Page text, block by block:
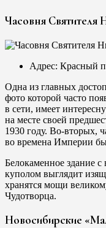
Часовня Святителя
Адрес: Красный
Одна из главных
фото которой часто
в сети, имеет
на месте своей
1930 году. Во-вторых,
во времена Империи
Белокаменное здание
куполом выглядит
хранятся мощи
Чудотворца.
Новосибирские